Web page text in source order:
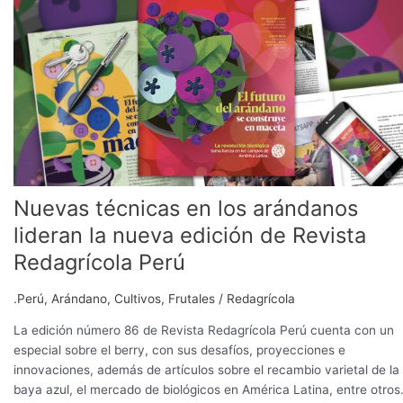
Nuevas técnicas en los arándanos
lideran la nueva edición de Revista
Redagrícola Perú
.Perú, Arándano, Cultivos, Frutales / Redagrícola
La edición número 86 de Revista Redagrícola Perú cuenta con un
especial sobre el berry, con sus desafíos, proyecciones e
innovaciones, además de artículos sobre el recambio varietal de la
baya azul, el mercado de biológicos en América Latina, entre otros.
en
los
arándanos
lideran
nueva
edición
de
Revista
Redagrícola
Perú